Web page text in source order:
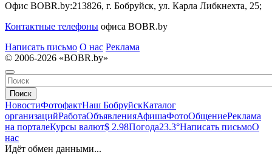
Офис BOBR.by:213826, г. Бобруйск, ул. Карла Либкнехта, 25;
Контактные телефоны офиса BOBR.by
Написать письмо О нас Реклама
© 2006-2026 «BOBR.by»
Поиск
НовостиФотофактНаш БобруйскКаталог
организацийРаботаОбъявленияАфишаФотоОбщениеРеклама
на порталеКурсы валют$ 2.98Погода23.3°Написать письмоО
нас
Идёт обмен данными...